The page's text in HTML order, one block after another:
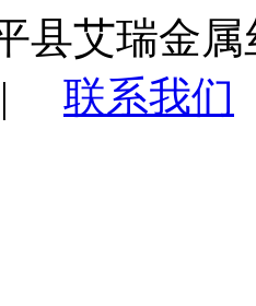
县艾瑞金
联系我们